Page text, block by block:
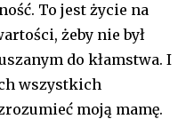
To jest życie na
żeby nie był
do kłamstwa. I
wszystkich
moją mamę.